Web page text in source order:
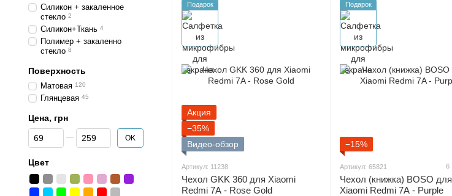
Подарок
Акция
−35%
Видео-обзор
Артикул: 11238
Чехол GKK 360 для Xiaomi
Redmi 7A - Rose Gold
Подарок
−15%
Артикул: 65821 6
Чехол (книжка) BOSO для
Xiaomi Redmi 7A - Purple
Силикон + закаленное
стекло 2
Силикон+Ткань 4
Полимер + закаленно
стекло 8
Поверхность
Матовая 120
Глянцевая 45
Цена, грн
От Цена, грн
До Цена, грн OK
Цвет